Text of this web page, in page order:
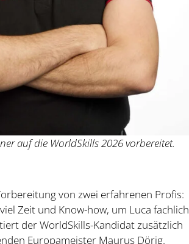
auf die WorldSkills 2026 vorbereitet.
von zwei erfahrenen Profis:
Zeit und Know-how, um Luca fachlich
der WorldSkills-Kandidat zusätzlich
Europameister Maurus Dörig.